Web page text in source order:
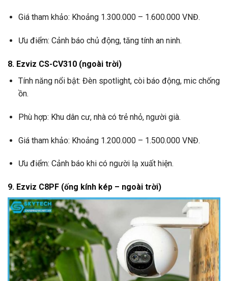
Giá tham khảo: Khoảng 1.300.000 – 1.600.000 VNĐ.
Ưu điểm: Cảnh báo chủ động, tăng tính an ninh.
8. Ezviz CS-CV310 (ngoài trời)
Tính năng nổi bật: Đèn spotlight, còi báo động, mic chống
ồn.
Phù hợp: Khu dân cư, nhà có trẻ nhỏ, người già.
Giá tham khảo: Khoảng 1.200.000 – 1.500.000 VNĐ.
Ưu điểm: Cảnh báo khi có người lạ xuất hiện.
9. Ezviz C8PF (ống kính kép – ngoài trời)